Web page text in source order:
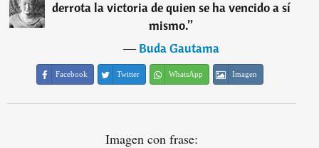
derrota la victoria de quien se ha vencido a sí
mismo.”
―Buda Gautama
Facebook Twitter WhatsApp Imagen
Imagen con frase: